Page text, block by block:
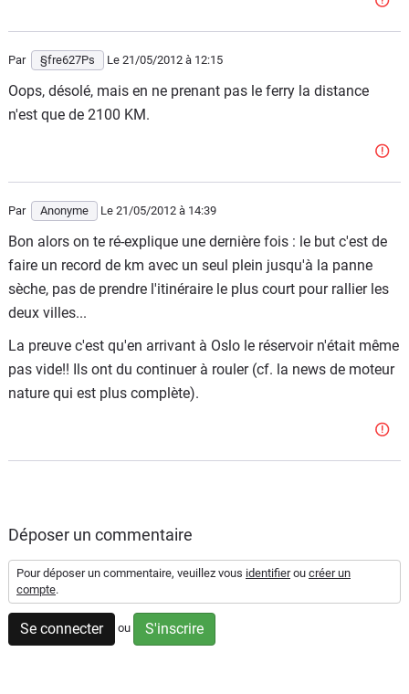
Par §fre627Ps Le 21/05/2012 à 12:15
Oops, désolé, mais en ne prenant pas le ferry la distance
n'est que de 2100 KM.
Par Anonyme Le 21/05/2012 à 14:39
Bon alors on te ré-explique une dernière fois : le but c'est de
faire un record de km avec un seul plein jusqu'à la panne
sèche, pas de prendre l'itinéraire le plus court pour rallier les
deux villes...
La preuve c'est qu'en arrivant à Oslo le réservoir n'était même
pas vide!! Ils ont du continuer à rouler (cf. la news de moteur
nature qui est plus complète).
Déposer un commentaire
Pour déposer un commentaire, veuillez vous identifierou créer un
compte.
Se connecter ou S'inscrire